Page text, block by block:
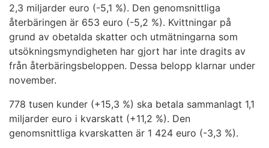
2,3 miljarder euro (-5,1 %). Den genomsnittliga
återbäringen är 653 euro (-5,2 %). Kvittningar på
grund av obetalda skatter och utmätningarna som
utsökningsmyndigheten har gjort har inte dragits av
från återbäringsbeloppen. Dessa belopp klarnar under
november.
778 tusen kunder (+15,3 %) ska betala sammanlagt 1,1
miljarder euro i kvarskatt (+11,2 %). Den
genomsnittliga kvarskatten är 1 424 euro (-3,3 %).